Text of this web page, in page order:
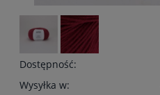
Dostępność:
Wysyłka w: